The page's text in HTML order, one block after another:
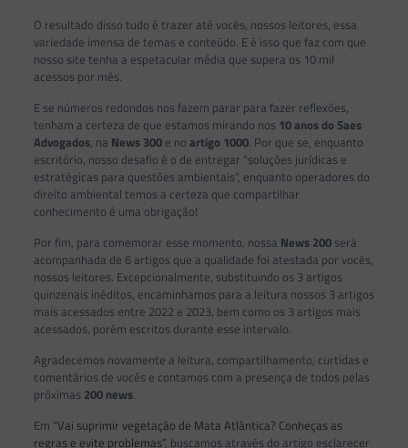
O resultado disso tudo é trazer até vocês, nossos leitores, essa
variedade imensa de temas e conteúdo. E é isso que faz com que
nosso site tenha a espetacular média que supera os 10 mil
acessos por mês.
E se números redondos nos fazem parar para fazer reflexões,
tenham a certeza de que estamos mirando nos 10 anos do Saes
Advogados, na News 300e no artigo 1000. Por que se, enquanto
escritório, nosso desafio é o de entregar “soluções jurídicas e
estratégicas para questões ambientais”, enquanto operadores do
direito ambiental temos a certeza que compartilhar
conhecimento é uma obrigação!
Por fim, para comemorar esse momento, nossa News 200será
acompanhada de 6 artigos que a qualidade foi atestada por vocês,
nossos leitores. Excepcionalmente, substituindo os 3 artigos
quinzenais inéditos, encaminhamos para a leitura nossos 3 artigos
mais acessados entre 2022 e 2023, bem como os 3 artigos mais
acessados, porém escritos durante esse intervalo.
Agradecemos novamente a leitura, compartilhamento, curtidas e
comentários de vocês e contamos com a presença de todos pelas
próximas 200 news.
Em “Vai suprimir vegetação de Mata Atlântica? Conheças as
regras e evite problemas”, buscamos através do artigo esclarecer